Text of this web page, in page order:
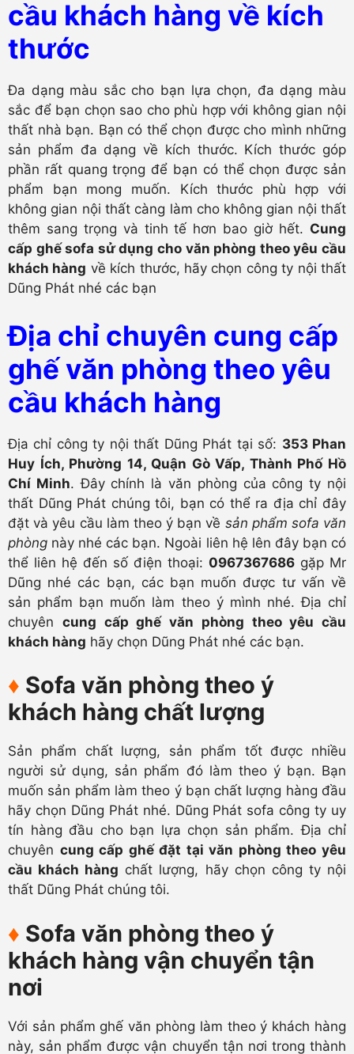
cầu khách hàng về kích
thước
Đa dạng màu sắc cho bạn lựa chọn, đa dạng màu
sắc để bạn chọn sao cho phù hợp với không gian nội
thất nhà bạn. Bạn có thể chọn được cho mình những
sản phẩm đa dạng về kích thước. Kích thước góp
phần rất quang trọng để bạn có thể chọn được sản
phẩm bạn mong muốn. Kích thước phù hợp với
không gian nội thất càng làm cho không gian nội thất
thêm sang trọng và tinh tế hơn bao giờ hết. Cung
cấp ghế sofa sử dụng cho văn phòng theo yêu cầu
khách hàng về kích thước, hãy chọn công ty nội thất
Dũng Phát nhé các bạn
Địa chỉ chuyên cung cấp
ghế văn phòng theo yêu
cầu khách hàng
Địa chỉ công ty nội thất Dũng Phát tại số: 353 Phan
Huy Ích, Phường 14, Quận Gò Vấp, Thành Phố Hồ
Chí Minh. Đây chính là văn phòng của công ty nội
thất Dũng Phát chúng tôi, bạn có thể ra địa chỉ đây
đặt và yêu cầu làm theo ý bạn về sản phẩm sofa văn
phòng này nhé các bạn. Ngoài liên hệ lên đây bạn có
thể liên hệ đến số điện thoại: 0967367686 gặp Mr
Dũng nhé các bạn, các bạn muốn được tư vấn về
sản phẩm bạn muốn làm theo ý mình nhé. Địa chỉ
chuyên cung cấp ghế văn phòng theo yêu cầu
khách hàng hãy chọn Dũng Phát nhé các bạn.
♦ Sofa văn phòng theo ý
khách hàng chất lượng
Sản phẩm chất lượng, sản phẩm tốt được nhiều
người sử dụng, sản phẩm đó làm theo ý bạn. Bạn
muốn sản phẩm làm theo ý bạn chất lượng hàng đầu
hãy chọn Dũng Phát nhé. Dũng Phát sofa công ty uy
tín hàng đầu cho bạn lựa chọn sản phẩm. Địa chỉ
chuyên cung cấp ghế đặt tại văn phòng theo yêu
cầu khách hàng chất lượng, hãy chọn công ty nội
thất Dũng Phát chúng tôi.
♦ Sofa văn phòng theo ý
khách hàng vận chuyển tận
nơi
Với sản phẩm ghế văn phòng làm theo ý khách hàng
này, sản phẩm được vận chuyển tận nơi trong thành